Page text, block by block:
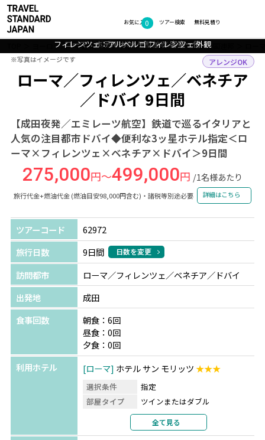
お気に入り
0 無料見積り
ツアー検索
ヨーロッパ・中近東・アフリカ イタリア・アラブ首長国連邦
ローマ／フィレンツェ／ベネチア
／ドバイ 9日間
【成田夜発／エミレーツ航空】鉄道で巡るイタリアと
人気の注目都市ドバイ◆便利な3ッ星ホテル指定＜ロ
ーマ×フィレンツェ×ベネチア×ドバイ＞9日間
アレンジOK
275,000円～499,000円 /1名様あたり
旅行代金+燃油代金 (燃油目安98,000円含む)・諸税等別途必要 詳細はこちら
◇ローマ：スペイン階段
◇◎ドバイ：街並み
ローマ：ホテル サン モリッツ 客室一例
フィレンツェ：アルベルゴ フィレンツェ 外観
フォトギャラリー
※写真はイメージです
※写真はイメージです
ツアーコード
62972
旅行日数
9日間 日数を変更
訪問都市
ローマ／フィレンツェ／ベネチア／ドバイ
出発地
成田
食事回数
朝食：6回
昼食：0回
夕食：0回
利用ホテル
ローマ ホテル サン モリッツ★★★
選択条件
指定
部屋タイプ
ツインまたはダブル
2名1室利用
部屋カテゴリ
指定なし
全て見る